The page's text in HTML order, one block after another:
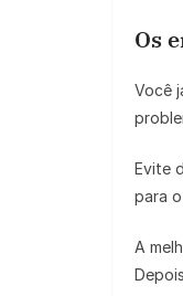
Os
Você
Evite
para
A